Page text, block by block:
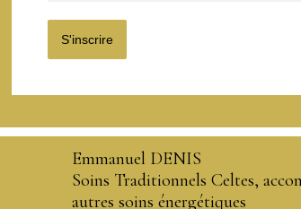
S'inscrire
Emmanuel DENIS
Soins Traditionnels Celtes,
autres soins énergétiques